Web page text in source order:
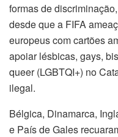
formas de
desde que a FIFA
europeus com cartões
apoiar lésbicas, gays,
queer (LGBTQI+) no
ilegal.
Bélgica, Dinamarca,
e País de Gales